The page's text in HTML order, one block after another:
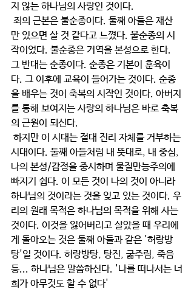
지 않는 하나님의 사랑인 것이다.
만 있으면 살 것 같다고 느꼈다. 불순종의 시
작이었다. 불순종은 거역을 본성으로 한다.
그 반대는 순종이다. 순종은 기본이 훈육이
다. 그 이후에 교육이 들어가는 것이다. 순종
을 배우는 것이 축복의 시작인 것이다. 아버지
를 통해 보여지는 사랑의 하나님은 바로 축복
의 근원이 되신다.
시대이다. 둘째 아들처럼 내 뜻대로, 내 중심,
나의 본성/감정을 중시하며 물질만능주의에
빠지기 쉽다. 이 모든 것이 나의 것이 아니라
하나님의 것이라는 것을 잊고 있는 것이다. 우
리의 원래 목적은 하나님의 목적을 위해 사는
것이다. 이것을 잃어버리고 살았을 때 우리에
게 돌아오는 것은 둘째 아들과 같은 '허랑방
탕'일 것이다. 허랑방탕, 탕진, 굶주림, 죽음
등... 하나님은 말씀하신다. '나를 떠나서는 너
희가 아무것도 할 수 없다'